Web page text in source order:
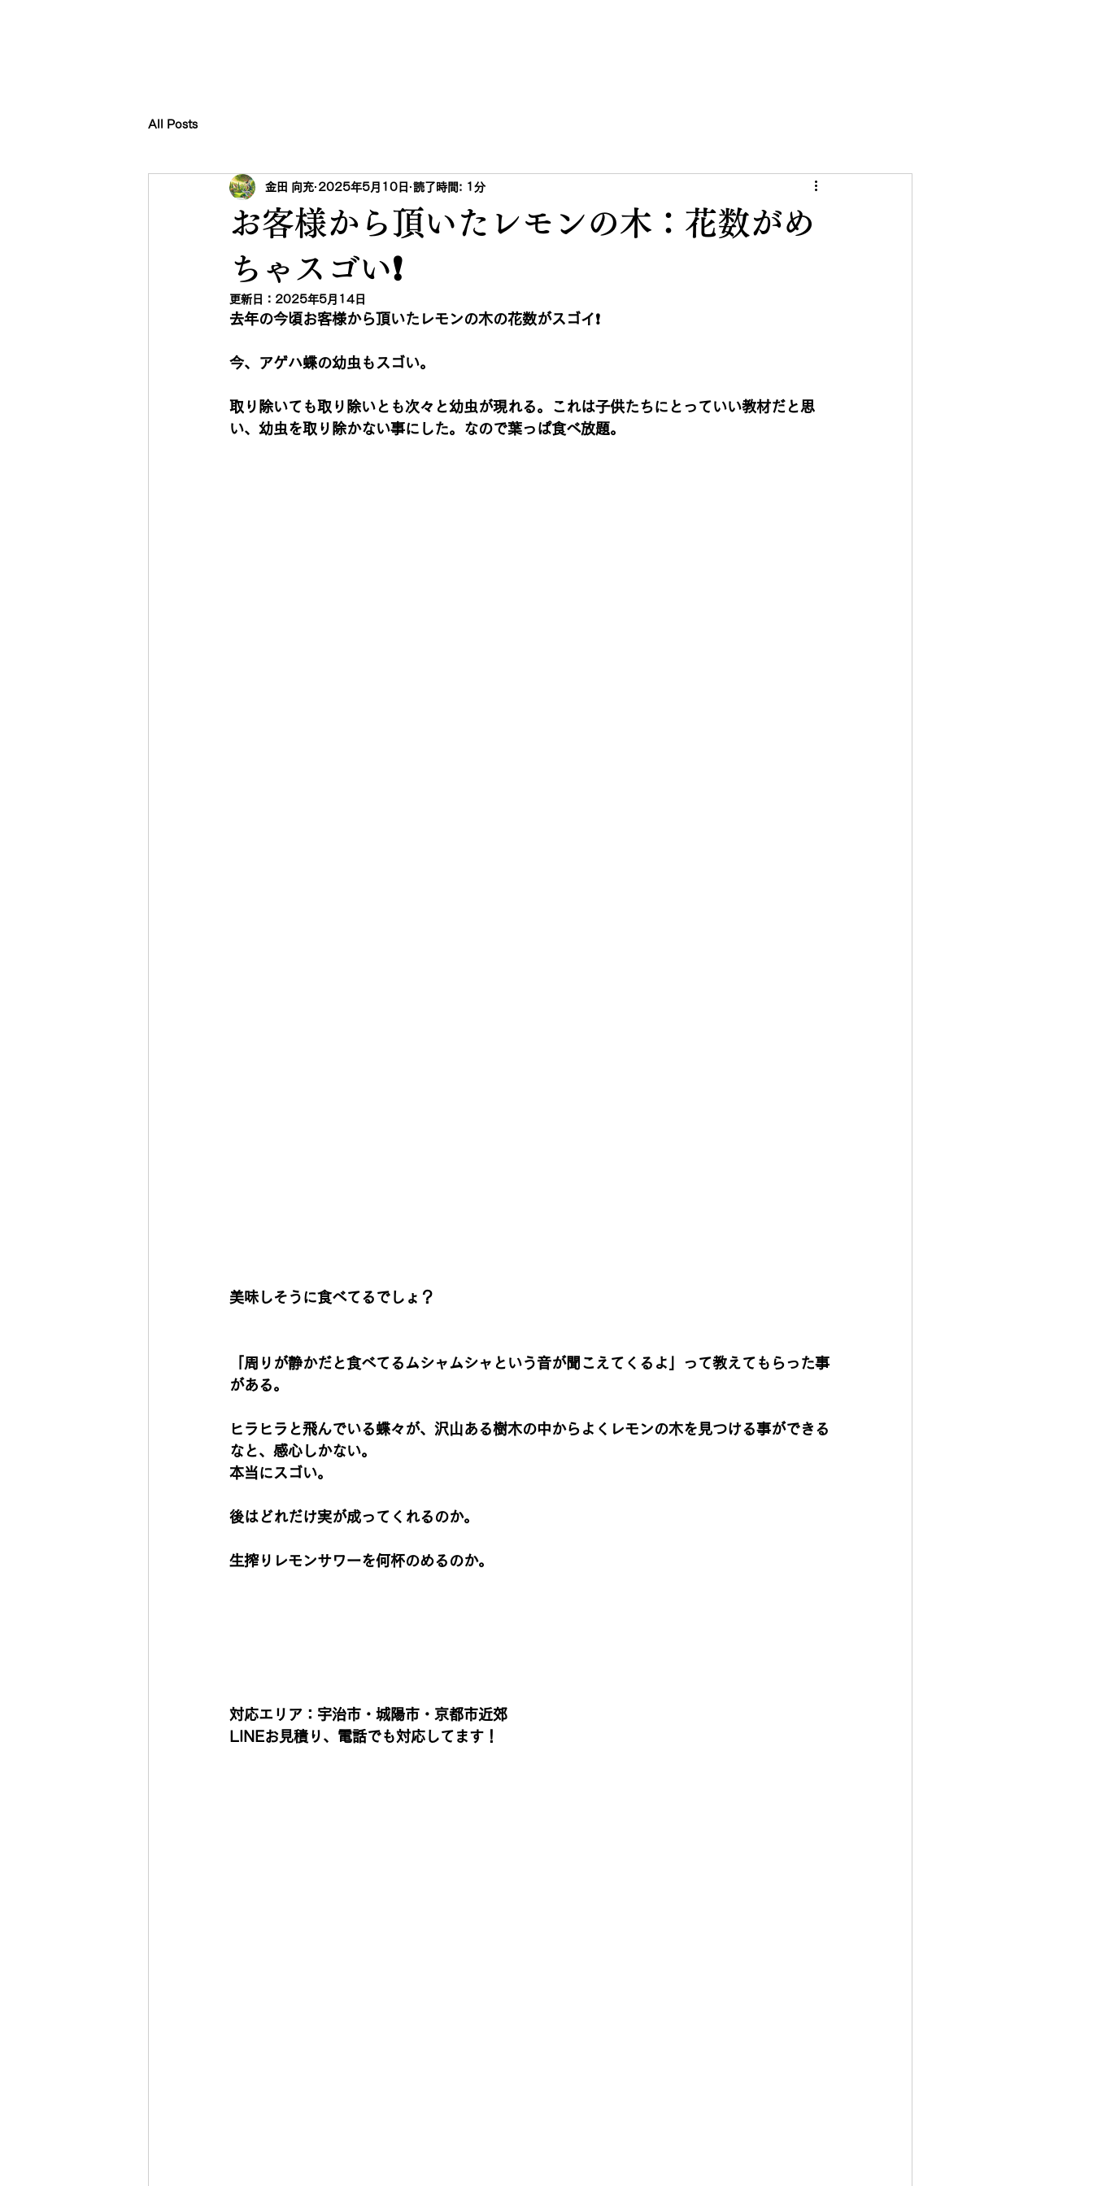
All Posts
お客様から頂いたレモンの木：花数がめ
ちゃスゴい❗️
金田 向充 2025年5月10日 読了時間: 1分
更新日： 2025年5月14日
去年の今頃お客様から頂いたレモンの木の花数がスゴイ❗️
今、アゲハ蝶の幼虫もスゴい。
取り除いても取り除いとも次々と幼虫が現れる。これは子供たちにとっていい教材だと思
い、幼虫を取り除かない事にした。なので葉っぱ食べ放題。
美味しそうに食べてるでしょ？
「周りが静かだと食べてるムシャムシャという音が聞こえてくるよ」って教えてもらった事
がある。
ヒラヒラと飛んでいる蝶々が、沢山ある樹木の中からよくレモンの木を見つける事ができる
なと、感心しかない。
本当にスゴい。
後はどれだけ実が成ってくれるのか。
生搾りレモンサワーを何杯のめるのか。
対応エリア：宇治市・城陽市・京都市近郊
LINEお見積り、電話でも対応してます！